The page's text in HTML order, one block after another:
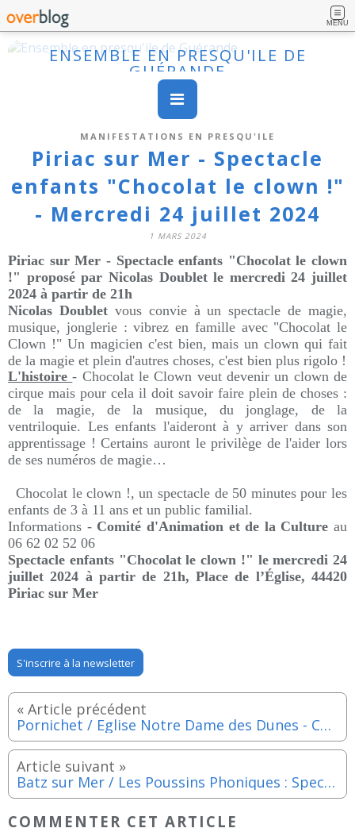
MENU
ENSEMBLE EN PRESQU'ILE DE
GUÉRANDE
MANIFESTATIONS EN PRESQU'ILE
Piriac sur Mer - Spectacle
enfants "Chocolat le clown !"
- Mercredi 24 juillet 2024
1 MARS 2024
Piriac sur Mer - Spectacle enfants "Chocolat le clown
!" proposé par Nicolas Doublet le mercredi 24 juillet
2024 à partir de 21h
Nicolas Doublet vous convie à un spectacle de magie,
musique, jonglerie : vibrez en famille avec "Chocolat le
Clown !" Un magicien c'est bien, mais un clown qui fait
de la magie et plein d'autres choses, c'est bien plus rigolo !
L'histoire - Chocolat le Clown veut devenir un clown de
cirque mais pour cela il doit savoir faire plein de choses :
de la magie, de la musique, du jonglage, de la
ventriloquie. Les enfants l'aideront à y arriver dans son
apprentissage ! Certains auront le privilège de l'aider lors
de ses numéros de magie…
Chocolat le clown !, un spectacle de 50 minutes pour les
enfants de 3 à 11 ans et un public familial.
Informations - Comité d'Animation et de la Culture au
06 62 02 52 06
Spectacle enfants "Chocolat le clown !" le mercredi 24
juillet 2024 à partir de 21h, Place de l’Église, 44420
Piriac sur Mer
S'inscrire à la newsletter
Pornichet / Eglise Notre Dame des Dunes - Concert du quatuor de guitares Neptunium - Dimanche 21 juillet 2024
Batz sur Mer / Les Poussins Phoniques : Spectacle éducatif et divertissant pour le "jaune public" - Mercredi 24 juillet 2024
COMMENTER CET ARTICLE